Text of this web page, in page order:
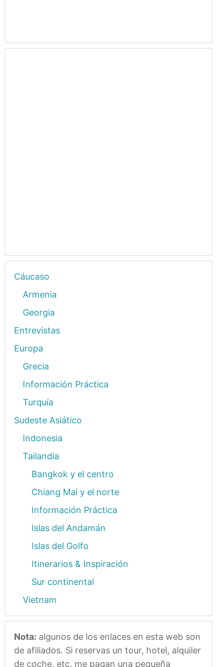
Cáucaso
Armenia
Georgia
Entrevistas
Europa
Grecia
Información Práctica
Turquía
Sudeste Asiático
Indonesia
Tailandia
Bangkok y el centro
Chiang Mai y el norte
Información Práctica
Islas del Andamán
Islas del Golfo
Itinerarios & Inspiración
Sur continental
Vietnam
Nota: algunos de los enlaces en esta web son
de afiliados. Si reservas un tour, hotel, alquiler
de coche, etc. me pagan una pequeña